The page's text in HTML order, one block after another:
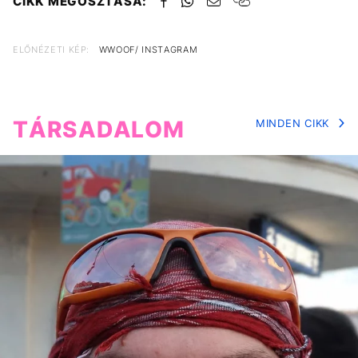
ELŐNÉZETI KÉP: WWOOF/ INSTAGRAM
TÁRSADALOM MINDEN CIKK